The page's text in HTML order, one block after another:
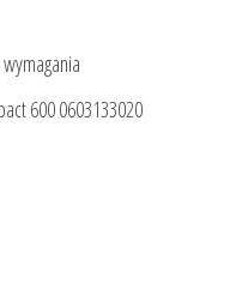
600 0603133020